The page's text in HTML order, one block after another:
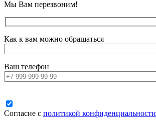
Мы Вам перезвоним!
Как к вам можно обращаться
Ваш телефон
Согласие с политикой конфиденциальности